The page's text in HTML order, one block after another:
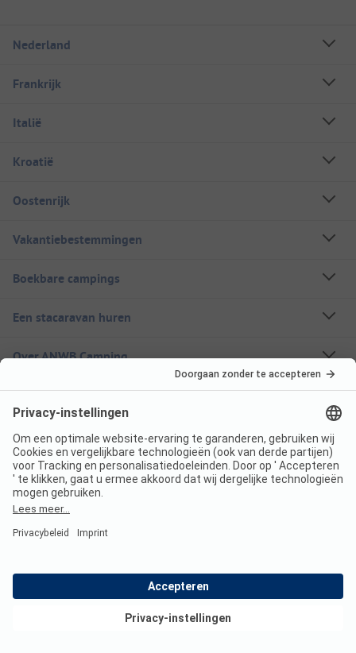
Nederland
Frankrijk
Italië
Kroatië
Oostenrijk
Vakantiebestemmingen
Boekbare campings
Een stacaravan huren
Over ANWB Camping
Volg ons
ANWB Camping App